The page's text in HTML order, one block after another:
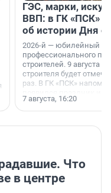
ГЭС, марки,
ВВП: в ГК «ПСК»
об истории Дня
2026-й — юбилейный
профессионального
строителей. 9 августа
строителя будет
раз. В ГК «ПСК»
поменялась роль
7 августа, 16:20
Что
в центре